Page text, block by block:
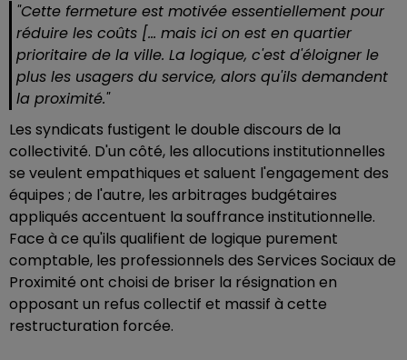
"Cette fermeture est motivée essentiellement pour
réduire les coûts [... mais ici on est en quartier
prioritaire de la ville. La logique, c'est d'éloigner le
plus les usagers du service, alors qu'ils demandent
la proximité."
Les syndicats fustigent le double discours de la
collectivité. D'un côté, les allocutions institutionnelles
se veulent empathiques et saluent l'engagement des
équipes ; de l'autre, les arbitrages budgétaires
appliqués accentuent la souffrance institutionnelle.
Face à ce qu'ils qualifient de logique purement
comptable, les professionnels des Services Sociaux de
Proximité ont choisi de briser la résignation en
opposant un refus collectif et massif à cette
restructuration forcée.